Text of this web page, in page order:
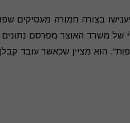
בצורה חמורה מעסיקים
ויש פגיעות נוספות". הוא מציין